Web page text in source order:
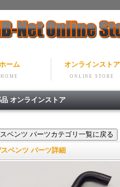
ーム
HOME
オンラインストア
ONLINE STORE
オンラインストア
ベンツ パーツ詳細